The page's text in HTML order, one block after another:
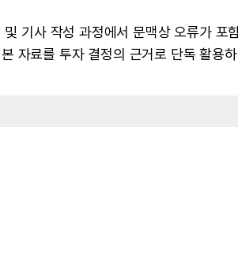
기사 작성 과정에서 문맥상 오류가 포
자료를 투자 결정의 근거로 단독 활용